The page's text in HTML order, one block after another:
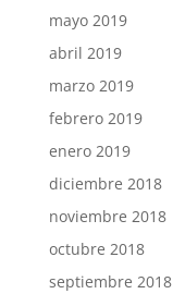
mayo 2019
abril 2019
marzo 2019
febrero 2019
enero 2019
diciembre 2018
noviembre 2018
octubre 2018
septiembre 2018